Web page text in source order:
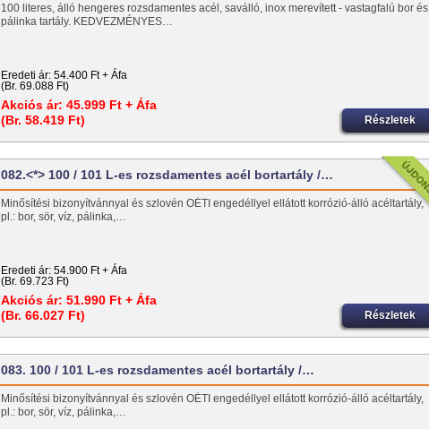
100 literes, álló hengeres rozsdamentes acél, saválló, inox merevített - vastagfalú bor és
pálinka tartály. KEDVEZMÉNYES…
Eredeti ár: 54.400 Ft + Áfa
(Br. 69.088 Ft)
Akciós ár: 45.999 Ft + Áfa
(Br. 58.419 Ft)
Részletek
082.<*> 100 / 101 L-es rozsdamentes acél bortartály /…
Minősítési bizonyítvánnyal és szlovén OÉTI engedéllyel ellátott korrózió-álló acéltartály,
pl.: bor, sör, víz, pálinka,…
Eredeti ár: 54.900 Ft + Áfa
(Br. 69.723 Ft)
Akciós ár: 51.990 Ft + Áfa
(Br. 66.027 Ft)
Részletek
083. 100 / 101 L-es rozsdamentes acél bortartály /…
Minősítési bizonyítvánnyal és szlovén OÉTI engedéllyel ellátott korrózió-álló acéltartály,
pl.: bor, sör, víz, pálinka,…